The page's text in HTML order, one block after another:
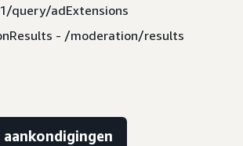
query/adExtensions
- /moderation/results